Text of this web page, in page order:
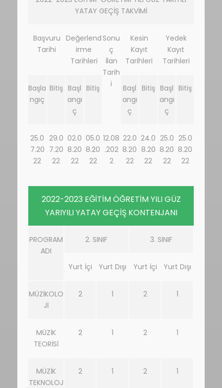
YATAY GEÇİŞ TAKVİMİ
Başvuru
Tarihi
Değerlend
irme
Tarihleri
Sonu
ç
İlan
Tarih
i
Kesin
Kayıt
Tarihleri
Yedek
Kayıt
Tarihleri
Başla
ngıç
Bitiş Başl
angı
ç
Bitiş
Başl
angı
ç
Bitiş Başl
angı
ç
Bitiş
25.0
7.20
22
29.0
7.20
22
02.0
8.20
22
05.0
8.20
22
12.08
.202
2
22.0
8.20
22
24.0
8.20
22
25.0
8.20
22
25.0
8.20
22
2022-2023 EĞİTİM ÖĞRETİM YILI GÜZ
YARIYILI YATAY GEÇİŞ KONTENJANI
PROGRAM
ADI
2. SINIF 3. SINIF
Yurt İçi Yurt Dışı Yurt İçi Yurt Dışı
MÜZİKOLO
Jİ
2 1 2 1
MÜZİK
TEORİSİ
2 1 2 1
MÜZİK
TEKNOLOJ
2 1 2 1